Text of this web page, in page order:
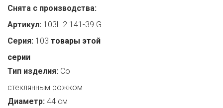
Снята с производства:
Артикул: 103L.2.141-39.G
Серия: 103 товары этой
серии
Тип изделия: Со
стеклянным рожком
Диаметр: 44 см